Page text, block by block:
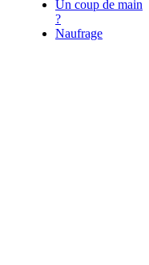
Un coup de main
?
Naufrage